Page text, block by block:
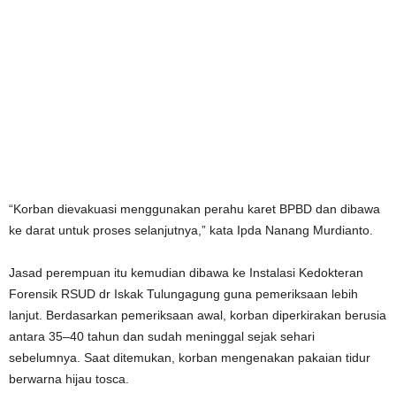
“Korban dievakuasi menggunakan perahu karet BPBD dan dibawa
ke darat untuk proses selanjutnya,” kata Ipda Nanang Murdianto.
Jasad perempuan itu kemudian dibawa ke Instalasi Kedokteran
Forensik RSUD dr Iskak Tulungagung guna pemeriksaan lebih
lanjut. Berdasarkan pemeriksaan awal, korban diperkirakan berusia
antara 35–40 tahun dan sudah meninggal sejak sehari
sebelumnya. Saat ditemukan, korban mengenakan pakaian tidur
berwarna hijau tosca.